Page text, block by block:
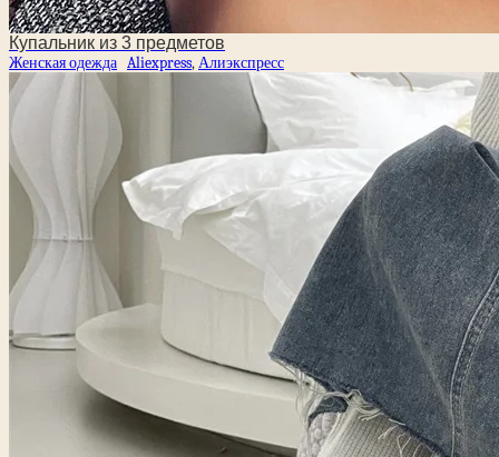
Купальник из 3 предметов
Женская одежда Aliexpress,Алиэкспресс